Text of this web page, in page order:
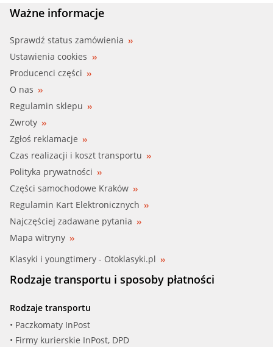
Ważne informacje
Sprawdź status zamówienia
Ustawienia cookies
Producenci części
O nas
Regulamin sklepu
Zwroty
Zgłoś reklamacje
Czas realizacji i koszt transportu
Polityka prywatności
Części samochodowe Kraków
Regulamin Kart Elektronicznych
Najczęściej zadawane pytania
Mapa witryny
Klasyki i youngtimery - Otoklasyki.pl
Rodzaje transportu i sposoby płatności
Rodzaje transportu
• Paczkomaty InPost
• Firmy kurierskie InPost, DPD